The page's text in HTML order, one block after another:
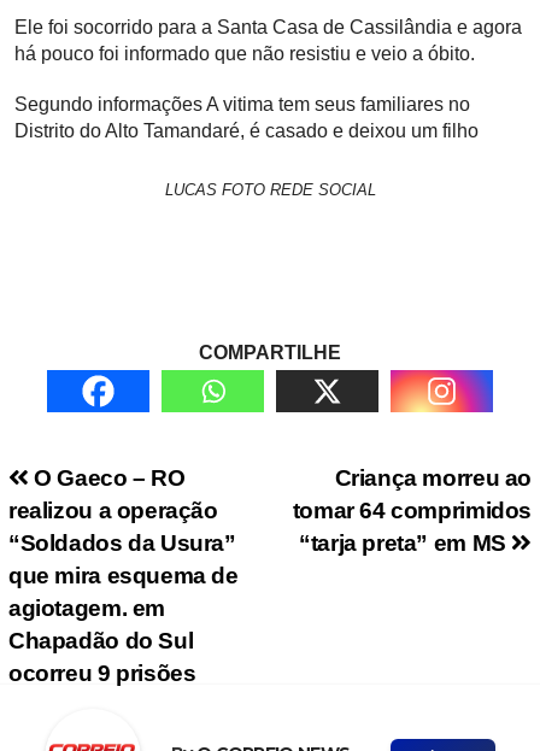
Ele foi socorrido para a Santa Casa de Cassilândia e agora
há pouco foi informado que não resistiu e veio a óbito.
Segundo informações A vitima tem seus familiares no
Distrito do Alto Tamandaré, é casado e deixou um filho
LUCAS FOTO REDE SOCIAL
COMPARTILHE
Navegação de PostCriança morreu ao
tomar 64 comprimidos
“tarja preta” em MS
O Gaeco – RO
realizou a operação
“Soldados da Usura”
que mira esquema de
agiotagem. em
Chapadão do Sul
ocorreu 9 prisões